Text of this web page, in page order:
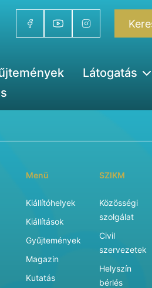
Látogatás
Menü
Kiállítóhelyek
Kiállítások
Gyűjtemények
Magazin
Kutatás
SZIKM
Közösségi
szolgálat
Civil
szervezetek
Helyszín
bérlés